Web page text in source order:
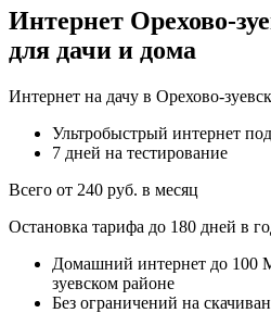
Интернет Орехово-
для дачи и дома
Интернет на дачу в Орехово-
Ультробыстрый интернет
7 дней на тестирование
Всего от 240 руб. в месяц
Остановка тарифа до 180 дней в
Домашний интернет до 100
зуевском районе
Без ограничений на